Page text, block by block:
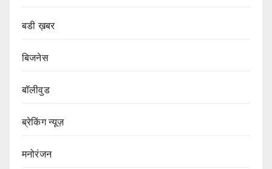
बडी ख़बर
बिजनेस
बॉलीवुड
ब्रेकिंग न्यूज़
मनोरंजन